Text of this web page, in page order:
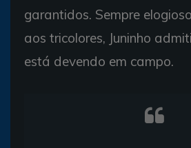
garantidos. Sempre
aos tricolores, Juninho
está devendo em campo.